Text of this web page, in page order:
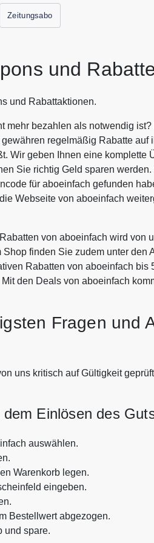
Zeitungsabo
und
und Rabattaktionen.
mehr bezahlen als notwendig
regelmäßig Rabatte auf
Wir geben Ihnen eine komplette
Sie richtig Geld sparen
für aboeinfach gefunden
Webseite von aboeinfach
von aboeinfach wird von
finden Sie zudem unter den
Rabatten von aboeinfach bis
den Deals von aboeinfach
Fragen und
uns kritisch auf Gültigkeit
Einlösen des
auswählen.
Warenkorb legen.
eingeben.
Bestellwert abgezogen.
und spare.